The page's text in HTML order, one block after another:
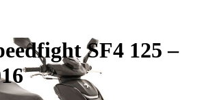
SF4 125 –